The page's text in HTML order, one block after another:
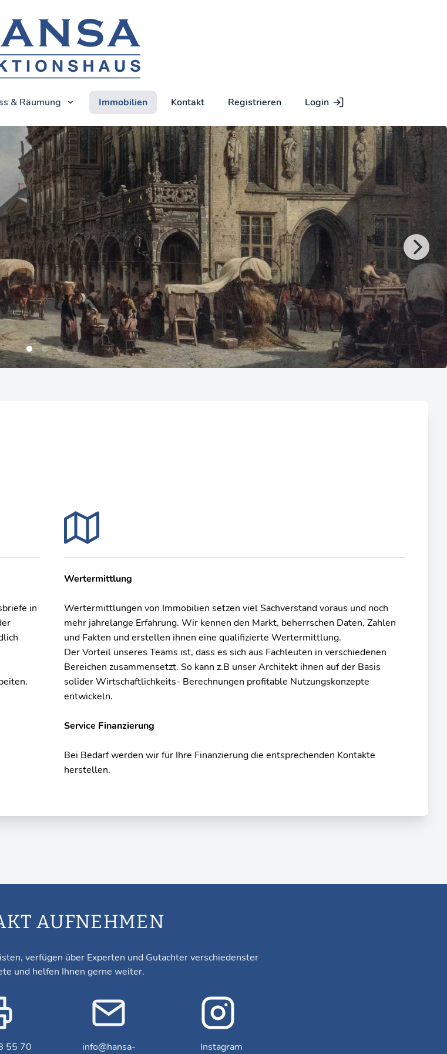
& Räumung Immobilien Kontakt Registrieren Login
in
Wertermittlung
Wertermittlungen von Immobilien setzen viel Sachverstand voraus und noch
mehr jahrelange Erfahrung. Wir kennen den Markt, beherrschen Daten, Zahlen
und Fakten und erstellen ihnen eine qualifizierte Wertermittlung.
Der Vorteil unseres Teams ist, dass es sich aus Fachleuten in verschiedenen
Bereichen zusammensetzt. So kann z.B unser Architekt ihnen auf der Basis
solider Wirtschaftlichkeits- Berechnungen profitable Nutzungskonzepte
entwickeln.
Service Finanzierung
Bei Bedarf werden wir für Ihre Finanzierung die entsprechenden Kontakte
herstellen.
AUFNEHMEN
verfügen über Experten und Gutachter verschiedenster
und helfen Ihnen gerne weiter.
55 70 info@hansa- Instagram